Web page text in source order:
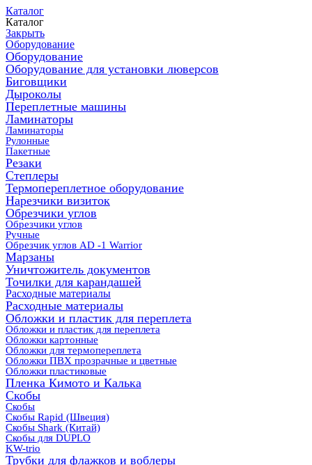
Каталог
Каталог
Закрыть
Оборудование
Оборудование
Оборудование для установки люверсов
Биговщики
Дыроколы
Переплетные машины
Ламинаторы
Ламинаторы
Рулонные
Пакетные
Резаки
Степлеры
Термопереплетное оборудование
Нарезчики визиток
Обрезчики углов
Обрезчики углов
Ручные
Обрезчик углов AD -1 Warrior
Марзаны
Уничтожитель документов
Точилки для карандашей
Расходные материалы
Расходные материалы
Обложки и пластик для переплета
Обложки и пластик для переплета
Обложки картонные
Обложки для термопереплета
Обложки ПВХ прозрачные и цветные
Обложки пластиковые
Пленка Кимото и Калька
Скобы
Скобы
Скобы Rapid (Швеция)
Скобы Shark (Китай)
Скобы для DUPLO
KW-trio
Трубки для флажков и воблеры